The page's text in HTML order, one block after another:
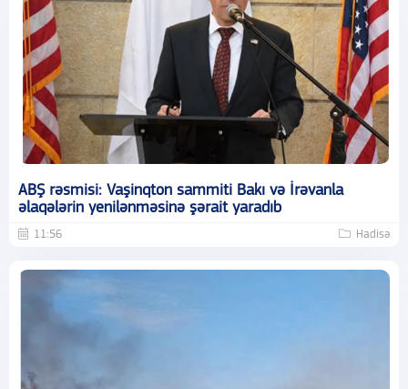
ABŞ rəsmisi: Vaşinqton sammiti Bakı və İrəvanla
əlaqələrin yenilənməsinə şərait yaradıb
11:56 Hadisə